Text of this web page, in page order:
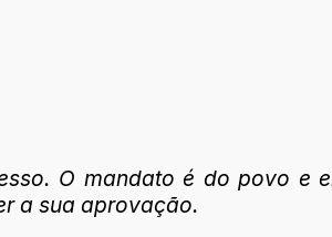
O mandato é do povo e
a sua aprovação.